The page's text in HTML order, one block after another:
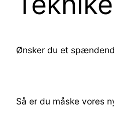
Ønsker du et
Så er du måske vores